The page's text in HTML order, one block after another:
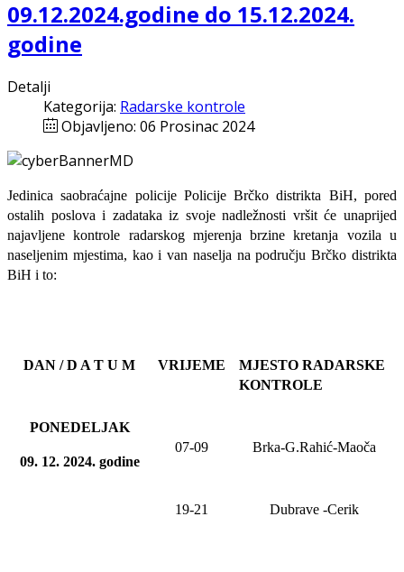
09.12.2024.godine do 15.12.2024.
godine
Detalji
Kategorija: Radarske kontrole
Objavljeno: 06 Prosinac 2024
Jedinica saobraćajne policije Policije Brčko distrikta BiH, pored
ostalih poslova i zadataka iz svoje nadležnosti vršit će unaprijed
najavljene kontrole radarskog mjerenja brzine kretanja vozila u
naseljenim mjestima, kao i van naselja na području Brčko distrikta
BiH i to:
DAN / D A T U M VRIJEME
MJESTO RADARSKE
KONTROLE
PONEDELJAK
09. 12. 2024. godine
07-09 Brka-G.Rahić-Maoča
19-21 Dubrave -Cerik